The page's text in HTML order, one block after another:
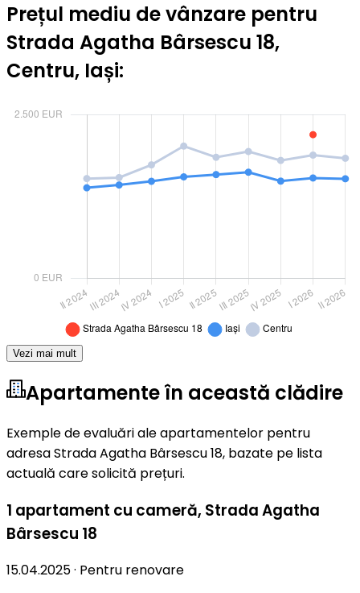
Prețul mediu de vânzare pentru
Strada Agatha Bârsescu 18,
Centru, Iași:
Vezi mai mult
Apartamente în această clădire
Exemple de evaluări ale apartamentelor pentru
adresa Strada Agatha Bârsescu 18, bazate pe lista
actuală care solicită prețuri.
1 apartament cu cameră, Strada Agatha
Bârsescu 18
15.04.2025· Pentru renovare